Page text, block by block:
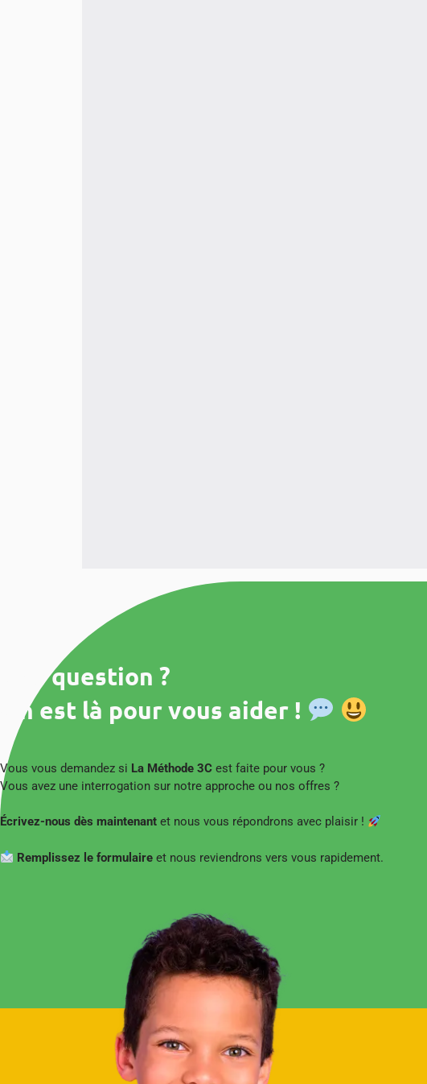
Une question ?
On est là pour vous aider !
Vous vous demandez si La Méthode 3C est faite pour vous ?
Vous avez une interrogation sur notre approche ou nos offres ?
Écrivez-nous dès maintenant et nous vous répondrons avec plaisir !
Remplissez le formulaireet nous reviendrons vers vous rapidement.